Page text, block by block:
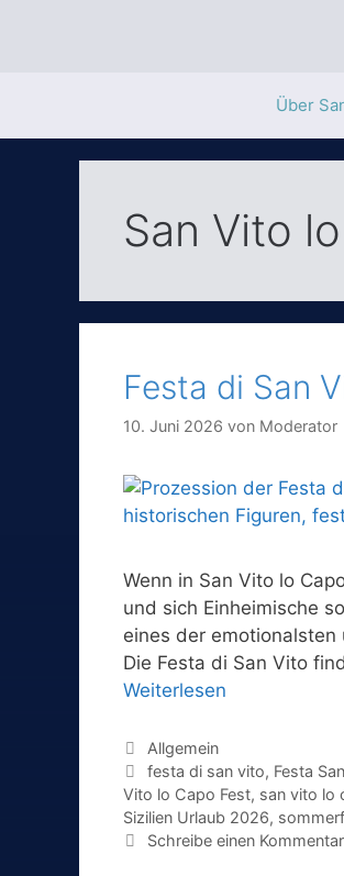
Über
San Vito
Festa di San
10. Juni 2026 von Moderator
Wenn in San Vito lo
und sich Einheimische
eines der emotionalsten
Die Festa di San Vito
Weiterlesen
Kategorien
Allgemein
Schlagwörter
festa di san vito, Festa
Vito lo Capo Fest, san vito lo
Sizilien Urlaub 2026,
Schreibe einen Kommentar